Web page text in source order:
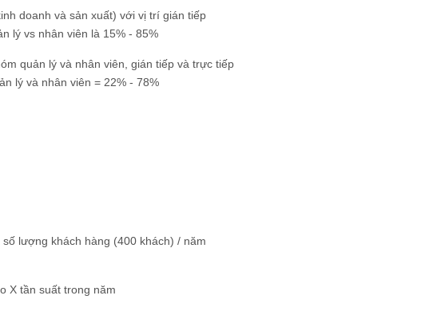
doanh và sản xuất) với vị trí gián tiếp
lý vs nhân viên là 15% - 85%
quản lý và nhân viên, gián tiếp và trực tiếp
lý và nhân viên = 22% - 78%
lượng khách hàng (400 khách) / năm
X tần suất trong năm